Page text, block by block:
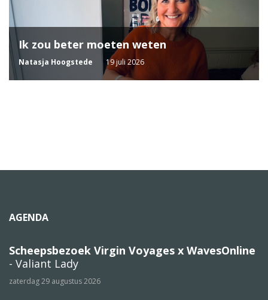
Ik zou beter moeten weten
Natasja Hoogstede 19 juli 2026
AGENDA
Scheepsbezoek Virgin Voyages x WavesOnline
- Valiant Lady
zaterdag 29 augustus 2026